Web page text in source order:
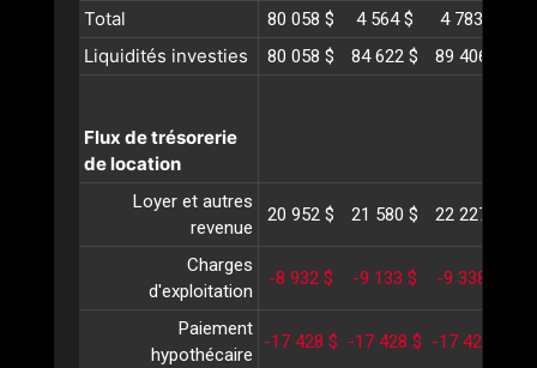
Total 80 058 $ 4 564 $ 4 783 $
Liquidités investies 80 058 $ 84 622 $ 89 406 $
Flux de trésorerie
de location
Loyer et autres
revenue
20 952 $ 21 580 $ 22 227 $
Charges
d'exploitation
-8 932 $ -9 133 $ -9 338 $
Paiement
hypothécaire
-17 428 $ -17 428 $ -17 428 $